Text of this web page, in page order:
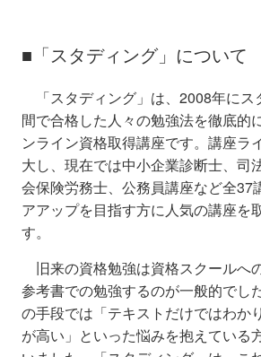
■「スタディング」について
「スタディング」は、2008年にス
間で合格した人々の勉強法を徹底的
ンライン資格取得講座です。講座ラ
大し、現在では中小企業診断士、司
会保険労務士、公務員講座など全37
アアップを目指す方に人気の講座を
す。
旧来の資格勉強は資格スクールへ
参考書での勉強するのが一般的でし
の手段では「テキストだけではわか
が高い」といった悩みを抱えている